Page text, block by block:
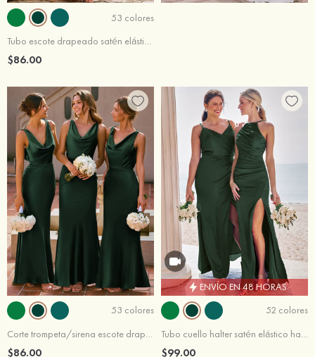
53 colores
Tubo escote drapeado satén elástico hasta el suelo vestido de dama de honor
$86.00
53 colores
$86.00
ENVÍO EN 48 HORAS
52 colores
$99.00